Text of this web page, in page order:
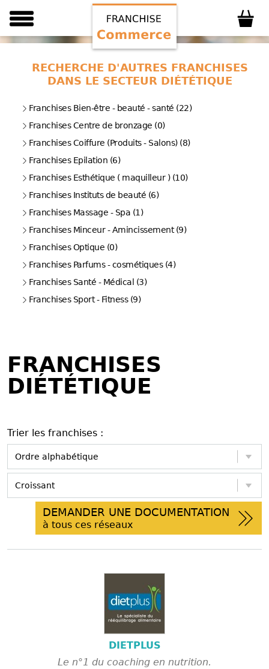
RECHERCHE D'AUTRES FRANCHISES
DANS LE SECTEUR DIÉTÉTIQUE
Franchises Bien-être - beauté - santé (22)
Franchises Centre de bronzage (0)
Franchises Coiffure (Produits - Salons) (8)
Franchises Epilation (6)
Franchises Esthétique ( maquilleur ) (10)
Franchises Instituts de beauté (6)
Franchises Massage - Spa (1)
Franchises Minceur - Amincissement (9)
Franchises Optique (0)
Franchises Parfums - cosmétiques (4)
Franchises Santé - Médical (3)
Franchises Sport - Fitness (9)
FRANCHISES
DIÉTÉTIQUE
Trier les franchises :
DEMANDER UNE DOCUMENTATION
à tous ces réseaux
DIETPLUS
Le n°1 du coaching en nutrition.